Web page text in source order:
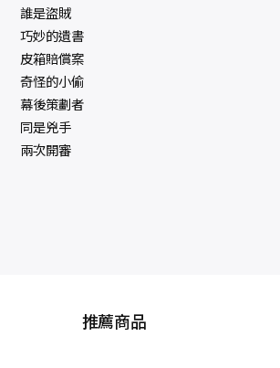
誰是盜賊
巧妙的遺書
皮箱賠償案
奇怪的小偷
幕後策劃者
同是兇手
兩次開審
推薦商品